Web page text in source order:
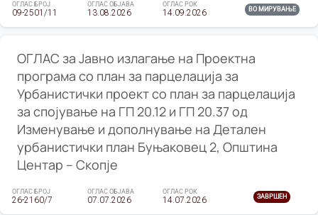
ОГЛАС БРОЈ
09-2501/11
ОГЛАС ОБЈАВА
13.08.2026
ОГЛАС РОК
14.09.2026 ВО МИРУВАЊЕ
ОГЛАС за Јавно излагање на Проектна
програма со план за парцелација за
Урбанистички проект со план за парцелација
за спојување на ГП 20.12 и ГП 20.37 од
Изменување и дополнување на Детален
урбанистички план Буњаковец 2, Општина
Центар – Скопје
ОГЛАС БРОЈ
26-2160/7
ОГЛАС ОБЈАВА
07.07.2026
ОГЛАС РОК
14.07.2026 ЗАВРШЕН